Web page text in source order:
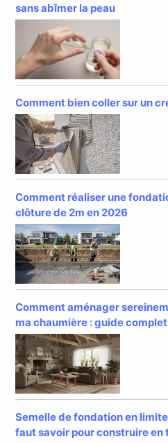
sans abîmer la peau
Comment bien coller sur un
Comment réaliser une
clôture de 2m en 2026
Comment aménager
ma chaumière : guide complet
Semelle de fondation en
faut savoir pour construire en